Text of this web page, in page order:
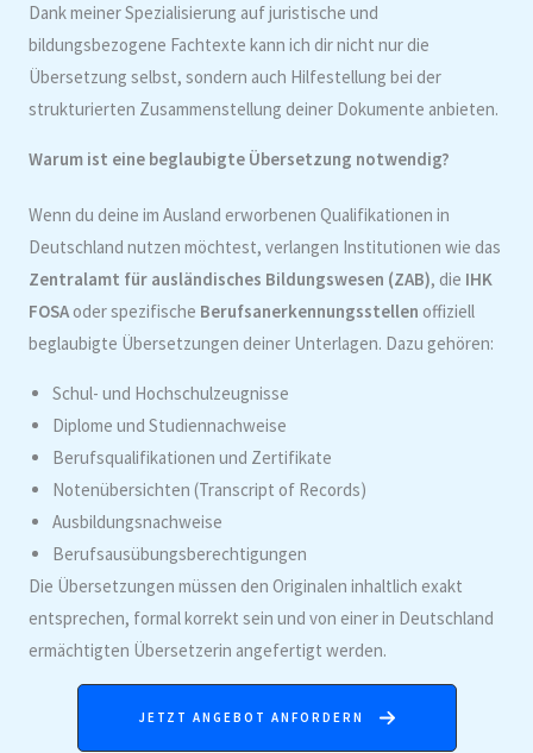
Dank meiner Spezialisierung auf juristische und
bildungsbezogene Fachtexte kann ich dir nicht nur die
Übersetzung selbst, sondern auch Hilfestellung bei der
strukturierten Zusammenstellung deiner Dokumente anbieten.
Warum ist eine beglaubigte Übersetzung notwendig?
Wenn du deine im Ausland erworbenen Qualifikationen in
Deutschland nutzen möchtest, verlangen Institutionen wie das
Zentralamt für ausländisches Bildungswesen (ZAB), die IHK
FOSAoder spezifische Berufsanerkennungsstellen offiziell
beglaubigte Übersetzungen deiner Unterlagen. Dazu gehören:
Schul- und Hochschulzeugnisse
Diplome und Studiennachweise
Berufsqualifikationen und Zertifikate
Notenübersichten (Transcript of Records)
Ausbildungsnachweise
Berufsausübungsberechtigungen
Die Übersetzungen müssen den Originalen inhaltlich exakt
entsprechen, formal korrekt sein und von einer in Deutschland
ermächtigten Übersetzerin angefertigt werden.
JETZT ANGEBOT ANFORDERN